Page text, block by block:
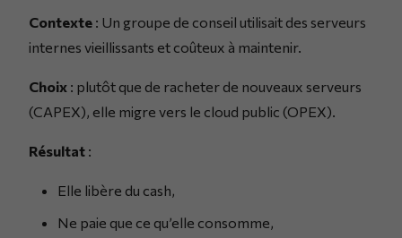
Contexte : Un groupe de conseil utilisait des serveurs
internes vieillissants et coûteux à maintenir.
Choix : plutôt que de racheter de nouveaux serveurs
(CAPEX), elle migre vers le cloud public (OPEX).
Résultat :
Elle libère du cash,
Ne paie que ce qu’elle consomme,